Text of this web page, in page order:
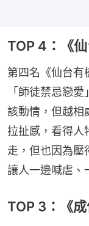
TOP 4：《仙
第四名《仙台有
「師徒禁忌戀
該動情，但越相
拉扯感，看得人
走，但也因為壓
讓人一邊喊虐、
TOP 3：《成